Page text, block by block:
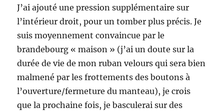
J’ai ajouté une pression supplémentaire sur
l’intérieur droit, pour un tomber plus précis. Je
suis moyennement convaincue par le
brandebourg « maison » (j’ai un doute sur la
durée de vie de mon ruban velours qui sera bien
malmené par les frottements des boutons à
l’ouverture/fermeture du manteau), je crois
que la prochaine fois, je basculerai sur des